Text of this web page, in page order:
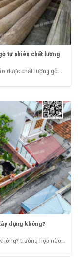
tự nhiên chất lượng
được chất lượng gỗ...
dựng không?
trường hợp nào...